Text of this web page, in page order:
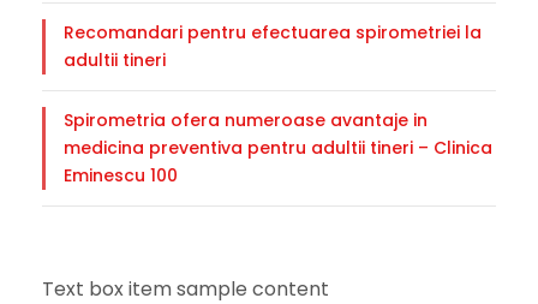
Recomandari pentru efectuarea spirometriei la
adultii tineri
Spirometria ofera numeroase avantaje in
medicina preventiva pentru adultii tineri – Clinica
Eminescu 100
Text box item sample content